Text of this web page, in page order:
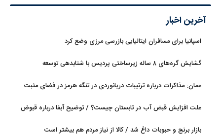
آخرین اخبار
اسپانیا برای مسافران ایتالیایی بازرسی مرزی وضع کرد
گشایش گره‌های ۸ ساله زیرساختی پردیس با شتابدهی توسعه
عمان: مذاکرات درباره ترتیبات دریانوردی در تنگه هرمز در فضای مثبت
علت افزایش قبض آب در تابستان چیست؟ / توضیح آبفا درباره قبوض
بازار برنج و حبوبات داغ شد / کالا از نیاز مردم هم بیشتر است